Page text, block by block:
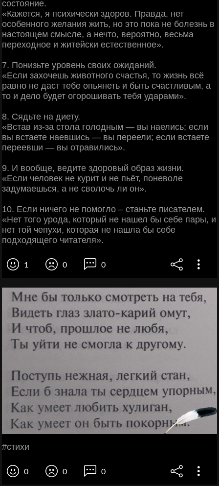
состояние.
«Кажется, я психически здоров. Правда, нет
особенного желания жить, но это пока не болезнь в
настоящем смысле, а нечто, вероятно, весьма
переходное и житейски естественное».
7. Понизьте уровень своих ожиданий.
«Если захочешь животного счастья, то жизнь всё
равно не даст тебе опьянеть и быть счастливым, а
то и дело будет огорошивать тебя ударами».
8. Сядьте на диету.
«Встав из-за стола голодным — вы наелись; если
вы встаете наевшись — вы переели; если встаете
переевши — вы отравились».
9. И вообще, ведите здоровый образ жизни.
«Если человек не курит и не пьёт, поневоле
задумаешься, а не сволочь ли он».
10. Если ничего не помогло – станьте писателем.
«Нет того урода, который не нашел бы себе пары, и
нет той чепухи, которая не нашла бы себе
подходящего читателя».
1 0 0
#cтихи
0 0 0